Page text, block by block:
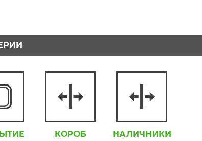
КОРОБ НАЛИЧНИКИ